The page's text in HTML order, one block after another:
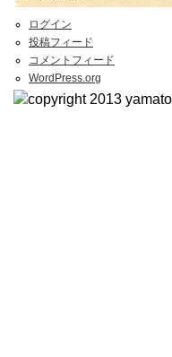
ログイン
投稿フィード
コメントフィード
WordPress.org